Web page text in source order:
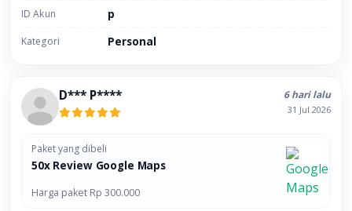
ID Akun p
Kategori Personal
D*** P**** 6 hari lalu
31 Jul 2026
Paket yang dibeli
50x Review Google Maps
Harga paket Rp 300.000